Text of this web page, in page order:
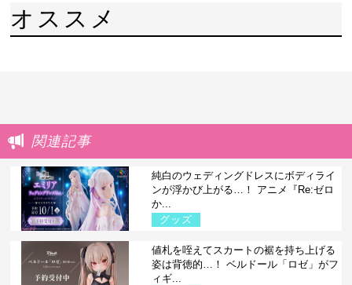
オススメ
関連記事
純白のウェディングドレスにボディライ
ンが浮かび上がる…！ アニメ『Re:ゼロ
か...
グッズ
値札を咥えてスカートの裾を持ち上げる
姿は背徳的…！ ベルドール「ロゼ」がフ
ィギ...